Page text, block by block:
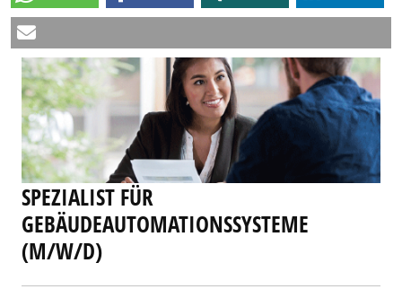
SPEZIALIST FÜR
GEBÄUDEAUTOMATIONSSYSTEME
(M/W/D)